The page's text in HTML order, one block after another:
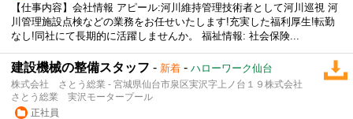
【仕事内容】会社情報 アピール:河川維持管理技術者として河川巡視 河
川管理施設点検などの業務をお任せいたします!充実した福利厚生!転勤
なし!同社にて長期的に活躍しませんか。 福祉情報: 社会保険...
建設機械の整備スタッフ - 新着 - ハローワーク仙台
株式会社 さとう総業 - 宮城県仙台市泉区実沢字上ノ台１９株式会社
さとう総業 実沢モータープール
正社員